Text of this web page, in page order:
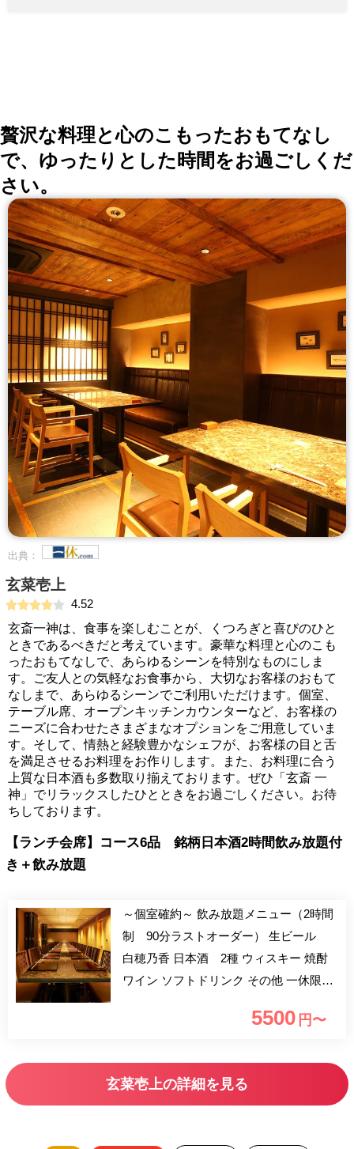
贅沢な料理と心のこもったおもてなし
で、ゆったりとした時間をお過ごしくだ
さい。
出典：
玄菜壱上
4.52
玄斎一神は、食事を楽しむことが、くつろぎと喜びのひと
ときであるべきだと考えています。豪華な料理と心のこも
ったおもてなしで、あらゆるシーンを特別なものにしま
す。ご友人との気軽なお食事から、大切なお客様のおもて
なしまで、あらゆるシーンでご利用いただけます。個室、
テーブル席、オープンキッチンカウンターなど、お客様の
ニーズに合わせたさまざまなオプションをご用意していま
す。そして、情熱と経験豊かなシェフが、お客様の目と舌
を満足させるお料理をお作りします。また、お料理に合う
上質な日本酒も多数取り揃えております。ぜひ「玄斎 一
神」でリラックスしたひとときをお過ごしください。お待
ちしております。
【ランチ会席】コース6品 銘柄日本酒2時間飲み放題付
き＋飲み放題
～個室確約～ 飲み放題メニュー（2時間
制 90分ラストオーダー） 生ビール
白穂乃香 日本酒 2種 ウィスキー 焼酎
ワイン ソフトドリンク その他 一休限定
会席プランをご用意致しました。 日本
せた調理法を駆使し、素材の味を最大限
に活かしたお料理をお愉しみいただけま
5500 円〜
玄菜壱上の詳細を見る